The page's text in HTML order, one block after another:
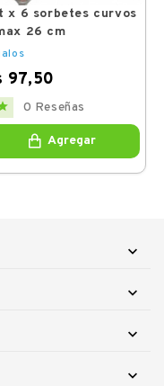
x 6 sorbetes curvos
26 cm
97,50
0 Reseñas
Agregar



